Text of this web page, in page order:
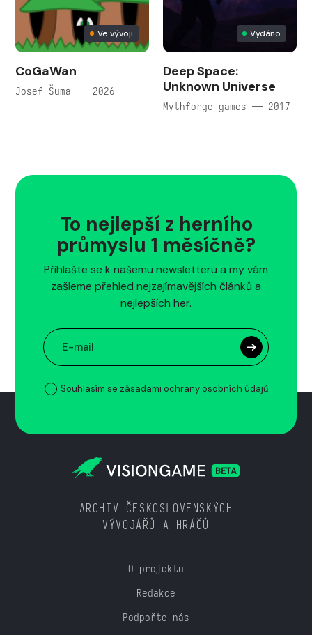
Ve vývoji
CoGaWan
Josef Šuma — 2026
Vydáno
Deep Space:
Unknown Universe
Mythforge games — 2017
To nejlepší z herního
průmyslu 1 měsíčně?
Přihlašte se k našemu newsletteru a my vám
zašleme přehled nejzajímavějších článků a
nejlepších her.
Souhlasím se zásadami ochrany osobních údajů
ARCHIV ČESKOSLOVENSKÝCH
VÝVOJÁŘŮ A HRÁČŮ
O projektu
Redakce
Podpořte nás